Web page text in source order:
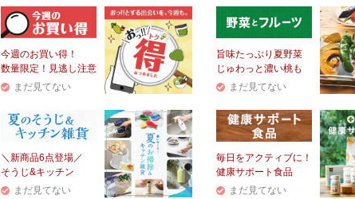
今週のお買い得！
数量限定！見逃し注意
まだ見てない
旨味たっぷり夏野菜
じゅわっと濃い桃も
まだ見てない
＼新商品6点登場／
そうじ&キッチン
まだ見てない
毎日をアクティブに！
健康サポート食品
まだ見てない